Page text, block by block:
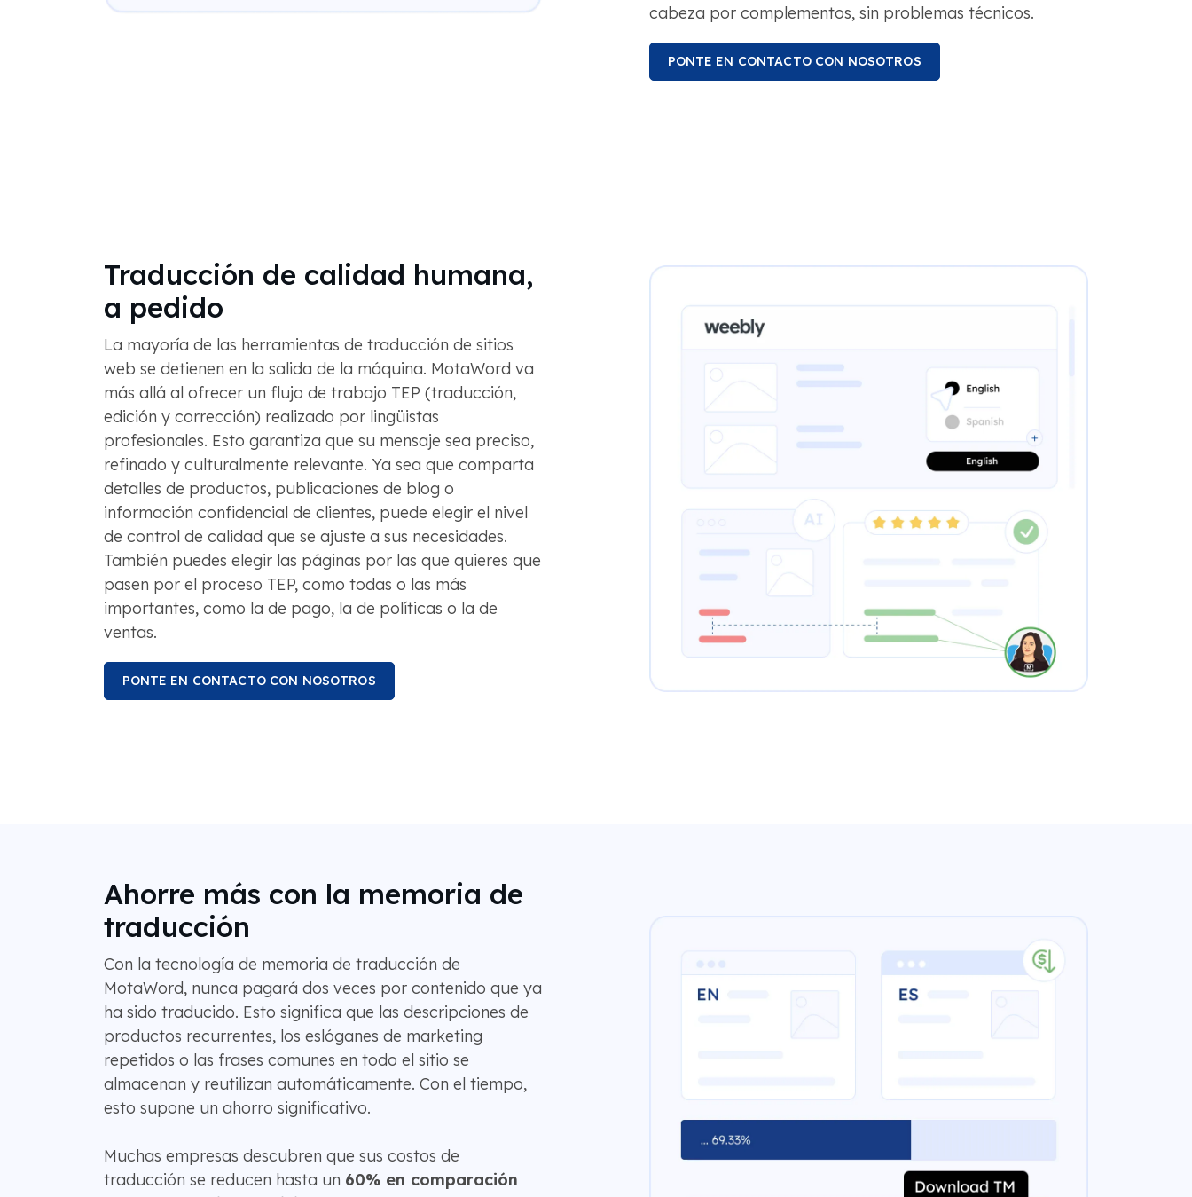
cabeza por complementos, sin problemas técnicos.
PONTE EN CONTACTO CON NOSOTROS
Traducción de calidad humana,
a pedido
La mayoría de las herramientas de traducción de sitios
web se detienen en la salida de la máquina. MotaWord va
más allá al ofrecer un flujo de trabajo TEP (traducción,
edición y corrección) realizado por lingüistas
profesionales. Esto garantiza que su mensaje sea preciso,
refinado y culturalmente relevante. Ya sea que comparta
detalles de productos, publicaciones de blog o
información confidencial de clientes, puede elegir el nivel
de control de calidad que se ajuste a sus necesidades.
También puedes elegir las páginas por las que quieres que
pasen por el proceso TEP, como todas o las más
importantes, como la de pago, la de políticas o la de
ventas.
PONTE EN CONTACTO CON NOSOTROS
Ahorre más con la memoria de
traducción
Con la tecnología de memoria de traducción de
MotaWord, nunca pagará dos veces por contenido que ya
ha sido traducido. Esto significa que las descripciones de
productos recurrentes, los eslóganes de marketing
repetidos o las frases comunes en todo el sitio se
almacenan y reutilizan automáticamente. Con el tiempo,
esto supone un ahorro significativo.
Muchas empresas descubren que sus costos de
traducción se reducen hasta un 60% en comparación